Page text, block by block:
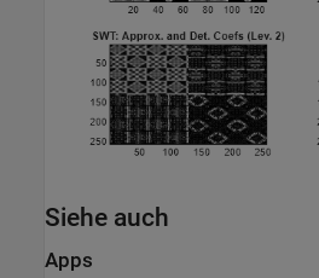
Siehe auch
Apps